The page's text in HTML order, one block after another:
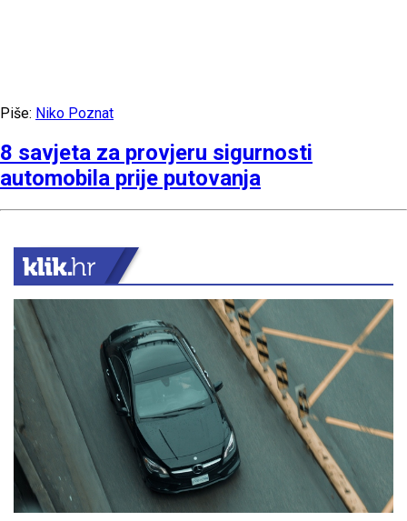
Piše: Niko Poznat
8 savjeta za provjeru sigurnosti
automobila prije putovanja